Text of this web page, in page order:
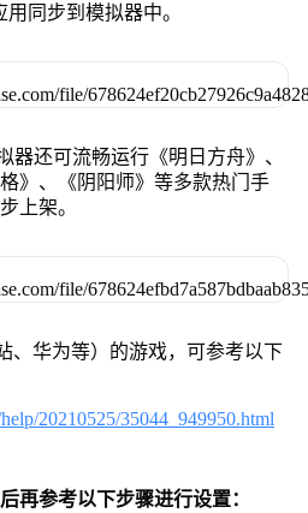
同步到模拟器中。
器还可流畅运行《明日方舟》、
》、《阴阳师》等多款热门手
上架。
、华为等）的游戏，可参考以下
20210525/35044_949950.html
再参考以下步骤进行设置：